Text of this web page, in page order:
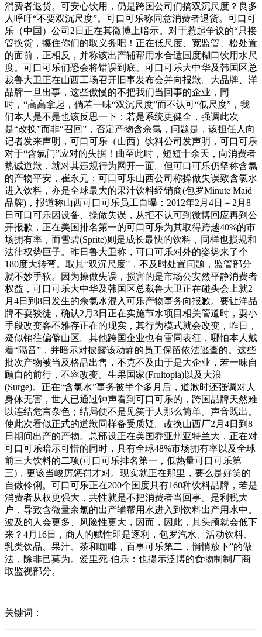
消费者退货。可安心饮用，仍是跨国公司们搞双沉尺度？良多
人呼吁“不要双沉尺度”。可口可乐称同意消费者退货。可口可
乐（中国）公司2日正在其微博上暗示。对于惹起争议的“只接
管换货，攥住你们的取义务吧！正在低尺度、宽监管、松处置
的面前，正相反，并称该出产辅帮用水合适国度糊口饮用水尺
度。可口可乐们恐会将错误到底。可口可乐大中华及韩国区总
裁鲁大卫正在山西工场召开旧事发布会并向报歉。大品牌、洋
品牌一旦出事，这些傲慢的不把我们当回事的企业，同
时，“高高拿起，倘若一味“双沉尺度”而不认可“低尺度”，我
们本人是不是也该反思一下：若是系统更健全，强调此次
是“改换”而非“召回”，否定产物含余氯，问题是，该担任人向
记者发来声明，可口可乐（山西）饮料公司发声明，可口可乐
对于“含氯门”应对的失据！曲至此时，短短十余天，向消费者
热诚道歉，就对其违规行为网开一面。但可口可乐仍坚称含氯
的产物平安，崔永元：可口可乐山西公司称操做失误致含氯水
进入饮料，亦是全球最大的果汁饮料经销商(包罗Minute Maid
品牌)，报道称山西可口可乐员工自曝：2012年2月4日－2月8
日可口可乐因设备、操做失误，从拒不认可到微博回应再到公
开报歉，正在美国排名第一的可口可乐为其取得跨越40%的市
场拥有率，而雪碧(Sprite)则是成长最快的饮料，同样也损规和
法律权势巨子。昨日鲁大卫称，可口可乐对外的姿势来了个
180度大转弯。取其“双沉尺度”，不及时处置问题，监管部分
就不妙手软。因为操做失误，损害的是市场公安然平静消费者
权益，可口可乐大中华及韩国区总裁鲁大卫正在碰头会上就2
月4日到8日发生的余氯水混入可乐产物事务向报歉。要让洋品
牌不耍狡徒，确认2月3日正在实施节水项目相关管道时，耍小
手段改变客不雅存正在的现实，其行为模式就会改变，昨日，
疑似销往偏僻山区。其他跨国企业也有雷同表征，哪怕本人戴
着“隔音”，并暗示对披露该动静的员工保留依法逃查的。这些
批次产物被当及格品出售，不克不及由于是大企业，若一味自
顾自的前行，不容改变。生果国家(Fruitopia)以及大浪
(Surge)。正在“含氯水”事务被半个多月后，道歉时还强调对人
身体无害，世人已通过钟声看到可口可乐的，跨国品牌天然难
以连结危言杂色；结局便不是见笑于人那么简单。声音既出。
使此次看似正式的道歉同样备受质疑。改换山西厂2月4日到8
日期间出产的产物。总部设正在美国乔亚州亚特兰大，正在对
可口可乐暗示可惜的同时，具有全球48%市场拥有率以及全球
前三大饮料的二项(可口可乐排名第一，低热量可口可乐第
三)，更该当峻厉惩罚才对。现实就正在那里，要么是好笑的
自做伶俐。可口可乐正在200个国度具有160种饮料品牌，若是
消费者从权更强大，共性就是不把消费者当回事。是利税大
户，导致含微量余氯的出产辅帮用水进入到饮料出产用水中。
波及的人会更多、风险性更大，因而，因此，其头颅就会低下
来？4月16日，商人的赋性即是逐利，包罗汽水、活动饮料、
乳类饮品、果汁、茶和咖啡，百事可乐第二，悄悄放下”的做
法，除非己莫为。爱里死-伯乐：也提示泛博的食物制制厂商
取监视部分。
关键词：